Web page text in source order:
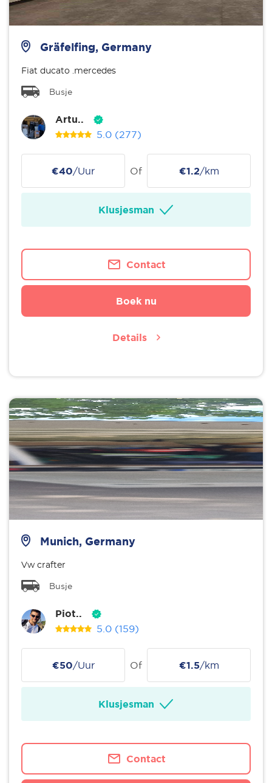
Gräfelfing, Germany
Fiat ducato .mercedes
Busje
Artu..
5.0 (277)
€40/Uur Of €1.2/km
Klusjesman
Contact
Boek nu
Details
Munich, Germany
Vw crafter
Busje
Piot..
5.0 (159)
€50/Uur Of €1.5/km
Klusjesman
Contact